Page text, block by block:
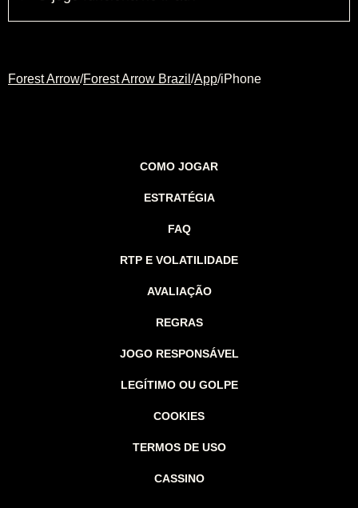
Forest Arrow/Forest Arrow Brazil /App/iPhone
COMO JOGAR
ESTRATÉGIA
FAQ
RTP E VOLATILIDADE
AVALIAÇÃO
REGRAS
JOGO RESPONSÁVEL
LEGÍTIMO OU GOLPE
COOKIES
TERMOS DE USO
CASSINO